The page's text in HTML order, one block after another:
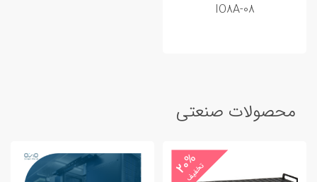
IO8A-08
محصولات صنعتی
20%